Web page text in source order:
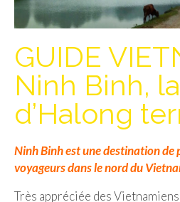
AFRIQUE
AMERIQUE DU SUD
Bolivie
Isla del Sol
Lac Titicaca
GUIDE
Ninh Binh,
d’Halong
Ninh Binh est une destination de
voyageurs dans le nord du
Très appréciée des